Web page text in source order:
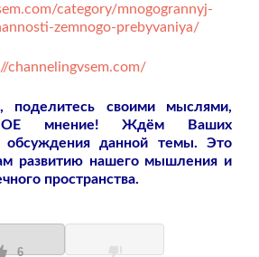
category/mnogogrannyj-
zemnogo-prebyvaniya/
channelingvsem.com/
поделитесь своими мыслями,
мнение! Ждём Ваших
обсуждения данной темы. Это
развитию нашего мышления и
пространства.
6